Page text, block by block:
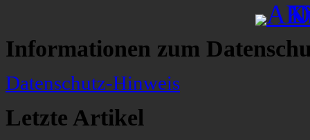
Informationen zum
Datenschutz-Hinweis
Letzte Artikel